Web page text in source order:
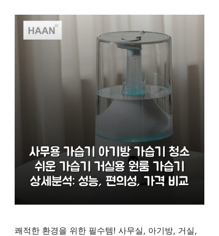
쾌적한 환경을 위한 필수템! 사무실, 아기방, 거실,